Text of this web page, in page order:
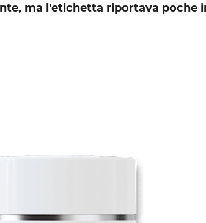
ma l'etichetta riportava poche